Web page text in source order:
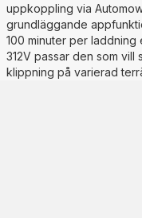
uppkoppling via
grundläggande
100 minuter per
312V passar den som
klippning på varierad